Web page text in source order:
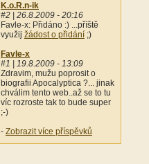
K.o.R.n-ik
#2 | 26.8.2009 - 20:16
Favle-x: Přidáno :) ...příště
využij žádost o přidání ;)
Favle-x
#1 | 19.8.2009 - 13:09
Zdravim, mužu poprosit o
biografii Apocalyptica ?... jinak
chválim tento web..až se to tu
víc rozroste tak to bude super
;-)
- Zobrazit více příspěvků